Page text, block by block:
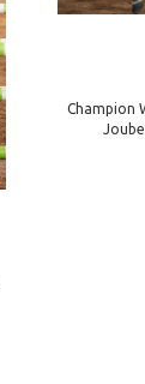
Champion